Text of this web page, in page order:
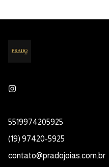
5519974205925
(19) 97420-5925
contato@pradojoias.com.br